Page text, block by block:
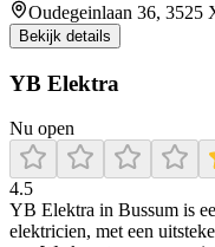
Oudegeinlaan 36, 3525
Bekijk details
YB Elektra
Nu open
4.5
YB Elektra in Bussum is
elektricien, met een